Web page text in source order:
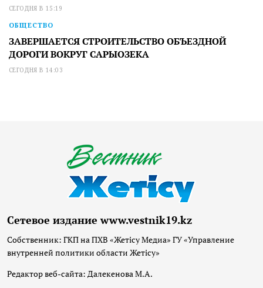
СЕГОДНЯ В 15:19
ОБЩЕСТВО
ЗАВЕРШАЕТСЯ СТРОИТЕЛЬСТВО ОБЪЕЗДНОЙ
ДОРОГИ ВОКРУГ САРЫОЗЕКА
СЕГОДНЯ В 14:03
Сетевое издание www.vestnik19.kz
Собственник: ГКП на ПХВ «Жетісу Медиа» ГУ «Управление
внутренней политики области Жетісу»
Редактор веб-сайта: Далекенова М.А.